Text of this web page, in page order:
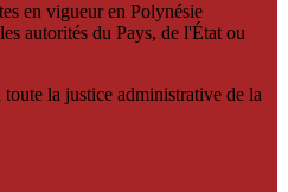
en vigueur en Polynésie
autorités du Pays, de l'État ou
la justice administrative de la